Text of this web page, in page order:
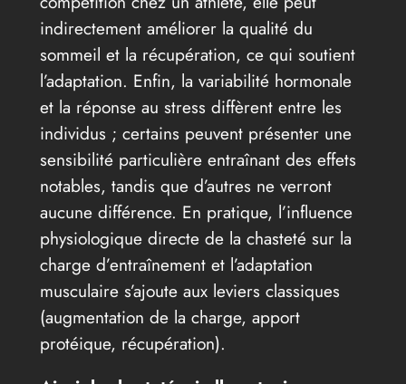
indirectement améliorer la qualité du
sommeil et la récupération, ce qui soutient
l’adaptation. Enfin, la variabilité hormonale
et la réponse au stress diffèrent entre les
individus ; certains peuvent présenter une
sensibilité particulière entraînant des effets
notables, tandis que d’autres ne verront
aucune différence. En pratique, l’influence
physiologique directe de la chasteté sur la
charge d’entraînement et l’adaptation
musculaire s’ajoute aux leviers classiques
(augmentation de la charge, apport
protéique, récupération).